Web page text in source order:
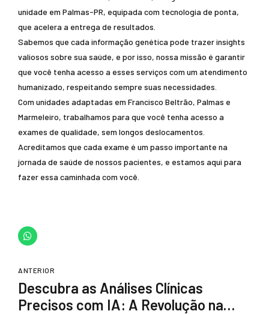
unidade em Palmas-PR, equipada com tecnologia de ponta,
que acelera a entrega de resultados.
Sabemos que cada informação genética pode trazer insights
valiosos sobre sua saúde, e por isso, nossa missão é garantir
que você tenha acesso a esses serviços com um atendimento
humanizado, respeitando sempre suas necessidades.
Com unidades adaptadas em Francisco Beltrão, Palmas e
Marmeleiro, trabalhamos para que você tenha acesso a
exames de qualidade, sem longos deslocamentos.
Acreditamos que cada exame é um passo importante na
jornada de saúde de nossos pacientes, e estamos aqui para
fazer essa caminhada com você.
ANTERIOR
Descubra as Análises Clínicas
Precisos com IA: A Revolução na